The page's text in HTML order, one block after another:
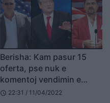
Berisha: Kam pasur 15
oferta, pse nuk e
komentoj vendimin e
SHBA-së për Aqif Rakipin
schedule 22:31 / 11/04/2022